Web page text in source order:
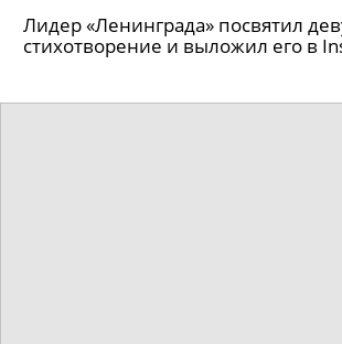
Лидер «Ленинграда» посвятил
стихотворение и выложил его в